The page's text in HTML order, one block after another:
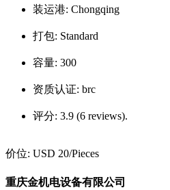
装运港: Chongqing
打包: Standard
容量: 300
资质认证: brc
评分: 3.9 (6 reviews).
价位: USD 20/Pieces
重庆金机电设备有限公司